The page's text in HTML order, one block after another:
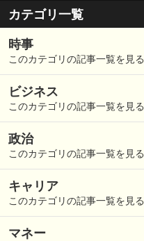
カテゴリ一覧
時事
このカテゴリの記事一覧を見る
ビジネス
このカテゴリの記事一覧を見る
政治
このカテゴリの記事一覧を見る
キャリア
このカテゴリの記事一覧を見る
マネー